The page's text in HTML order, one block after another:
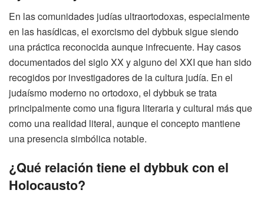
En las comunidades judías ultraortodoxas, especialmente
en las hasídicas, el exorcismo del dybbuk sigue siendo
una práctica reconocida aunque infrecuente. Hay casos
documentados del siglo XX y alguno del XXI que han sido
recogidos por investigadores de la cultura judía. En el
judaísmo moderno no ortodoxo, el dybbuk se trata
principalmente como una figura literaria y cultural más que
como una realidad literal, aunque el concepto mantiene
una presencia simbólica notable.
¿Qué relación tiene el dybbuk con el
Holocausto?